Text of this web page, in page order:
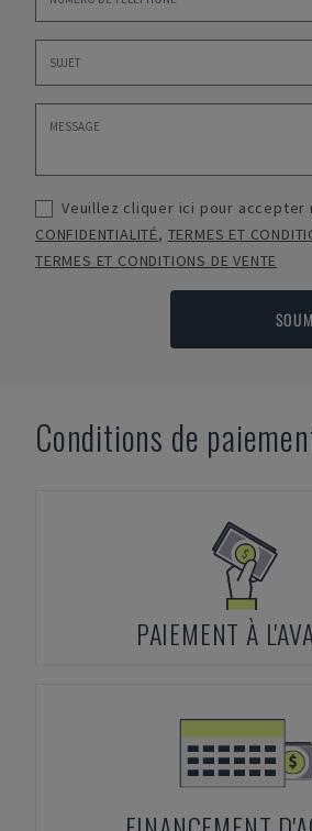
Veuillez cliquer ici pour accepter
CONFIDENTIALITÉ, TERMES ET
TERMES ET CONDITIONS DE VENTE
Conditions de
PAIEMENT À